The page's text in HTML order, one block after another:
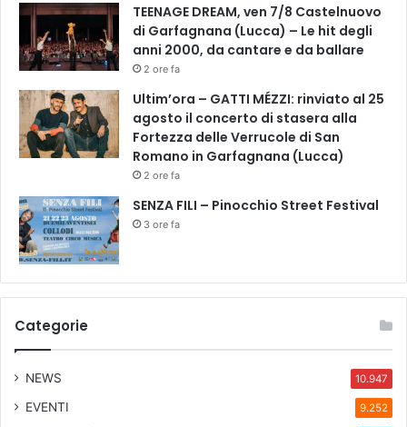
a
c
d
o
e
V
u
a
a
TEENAGE DREAM, ven 7/8 Castelnuovo
di Garfagnana (Lucca) – Le hit degli
anni 2000, da cantare e da ballare
2 ore fa
Ultim’ora – GATTI MÉZZI: rinviato al 25
agosto il concerto di stasera alla
Fortezza delle Verrucole di San
Romano in Garfagnana (Lucca)
2 ore fa
SENZA FILI – Pinocchio Street Festival
3 ore fa
Categorie
NEWS 10.947
EVENTI 9.252